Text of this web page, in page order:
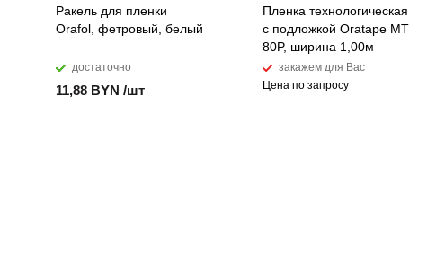
Ракель для пленки
Orafol, фетровый, белый
достаточно
11,88 BYN /шт
Пленка технологическая
с подложкой Oratape MT
80P, ширина 1,00м
закажем для Вас
Цена по запросу